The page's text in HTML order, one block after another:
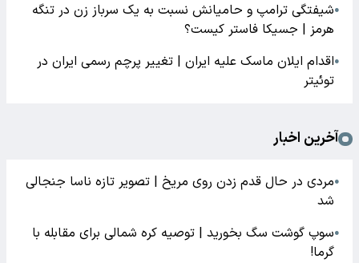
●شیفتگی ترامپ و حامیانش نسبت به یک سرباز زن در تنگه
هرمز | جسیکا فاستر کیست؟
●اقدام ایلان ماسک علیه ایران | تغییر پرچم رسمی ایران در
توئیتر
آخرین اخبار
●مردی در حال قدم زدن روی مریخ | تصویر تازه ناسا جنجالی
شد
●سوپ گوشت سگ بخورید | توصیه کره شمالی برای مقابله با
گرما!